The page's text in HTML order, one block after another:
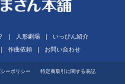
人形劇場
いっぴん紹介
作曲依頼 お問い合わせ
ーポリシー 特定商取引に関する表記